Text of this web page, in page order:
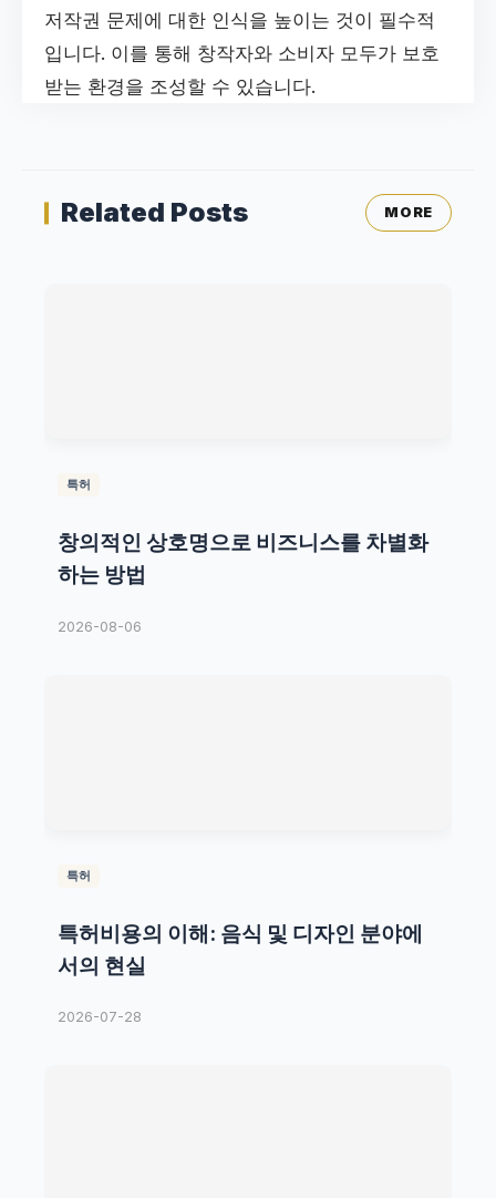
저작권 문제에 대한 인식을 높이는 것이 필수적
입니다. 이를 통해 창작자와 소비자 모두가 보호
받는 환경을 조성할 수 있습니다.
Related Posts MORE
특허
창의적인 상호명으로 비즈니스를 차별화
하는 방법
2026-08-06
특허
특허비용의 이해: 음식 및 디자인 분야에
서의 현실
2026-07-28